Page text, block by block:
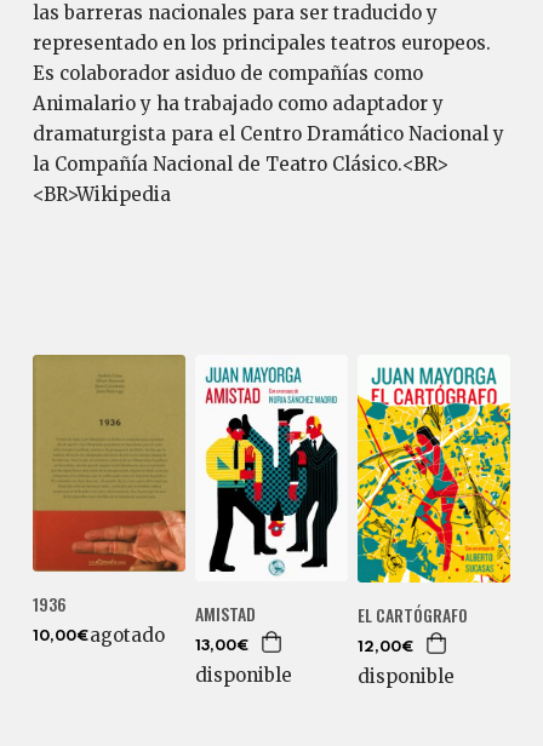
las barreras nacionales para ser traducido y
representado en los principales teatros europeos.
Es colaborador asiduo de compañías como
Animalario y ha trabajado como adaptador y
dramaturgista para el Centro Dramático Nacional y
la Compañía Nacional de Teatro Clásico.<BR>
<BR>Wikipedia
1936
10,00€agotado
AMISTAD
13,00€
disponible
EL CARTÓGRAFO
12,00€
disponible